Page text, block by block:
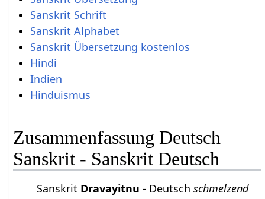
Sanskrit Schrift
Sanskrit Alphabet
Sanskrit Übersetzung kostenlos
Hindi
Indien
Hinduismus
Zusammenfassung Deutsch
Sanskrit - Sanskrit Deutsch
Sanskrit Dravayitnu - Deutschschmelzend